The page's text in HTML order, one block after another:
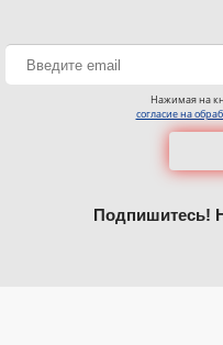
Нажимая на
согласие на
Подпишитесь!